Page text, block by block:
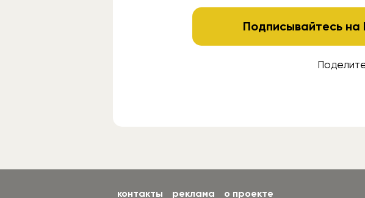
Подписывайтесь на
контакты реклама о проекте